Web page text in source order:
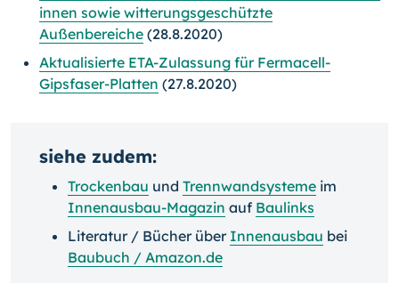
innen sowie witterungsgeschützte
Außenbereiche (28.8.2020)
Aktualisierte ETA-Zulassung für Fermacell-
Gipsfaser-Platten (27.8.2020)
siehe zudem:
Trockenbau und Trennwandsysteme im
Innenausbau-Magazin auf Baulinks
Literatur / Bücher über Innenausbau bei
Baubuch / Amazon.de